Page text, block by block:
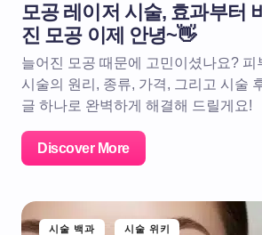
모공 레이저 시술, 효과부터
진 모공 이제 안녕~👋
늘어진 모공 때문에 고민이셨나요? 피
시술의 원리, 종류, 가격, 그리고 시술
글 하나로 완벽하게 해결해 드릴게요!
Discover More
시술 백과 시술 위키